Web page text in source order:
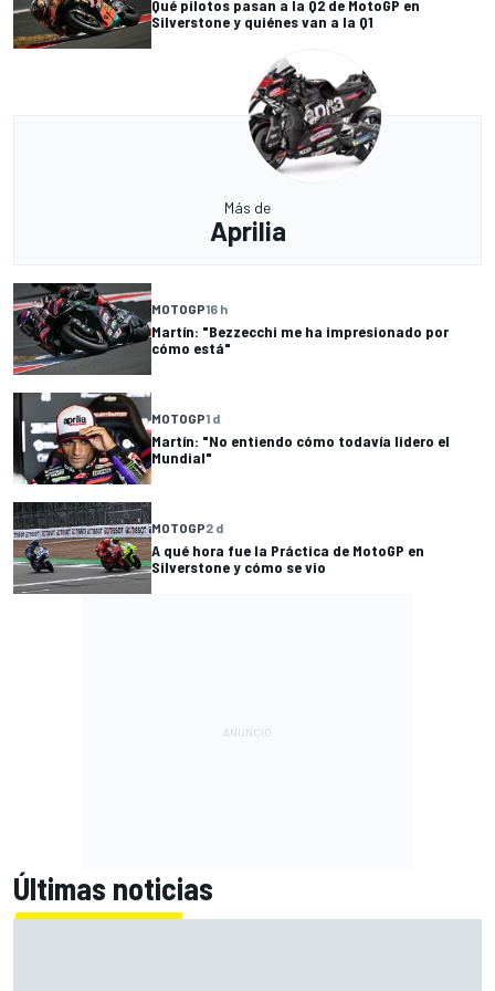
Qué pilotos pasan a la Q2 de MotoGP en
Silverstone y quiénes van a la Q1
Más de
Aprilia
MOTOGP16 h
Martín: "Bezzecchi me ha impresionado por
cómo está"
MOTOGP1 d
Martín: "No entiendo cómo todavía lidero el
Mundial"
MOTOGP2 d
A qué hora fue la Práctica de MotoGP en
Silverstone y cómo se vio
Últimas noticias